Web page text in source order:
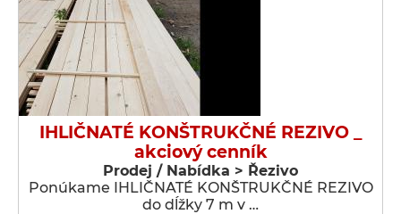
IHLIČNATÉ KONŠTRUKČNÉ REZIVO _
akciový cenník
Prodej / Nabídka > Řezivo
Ponúkame IHLIČNATÉ KONŠTRUKČNÉ REZIVO
do dĺžky 7 m v …